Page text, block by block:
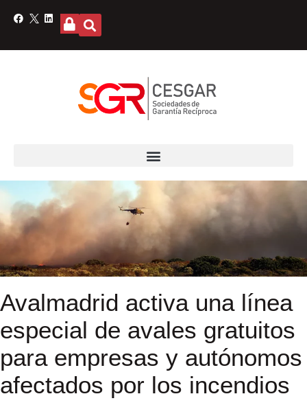
Avalmadrid activa una línea
especial de avales gratuitos
para empresas y autónomos
afectados por los incendios